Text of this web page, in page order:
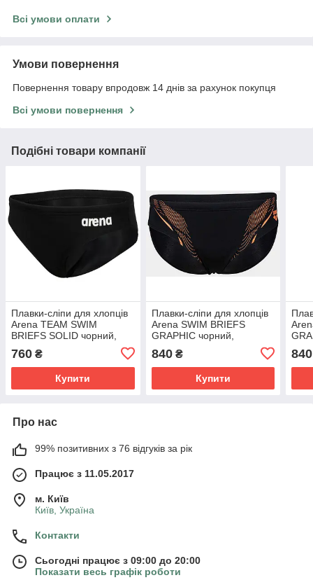
Всі умови оплати
Умови повернення
Повернення товару впродовж 14 днів за рахунок покупця
Всі умови повернення
Подібні товари компанії
Плавки-сліпи для хлопців
Arena TEAM SWIM
BRIEFS SOLID чорний,
760 ₴
Купити
Плавки-сліпи для хлопців
Arena SWIM BRIEFS
GRAPHIC чорний,
помаранчевий Діт 116см
840₴
Купити
840
Про нас
99% позитивних з 76 відгуків за рік
Працює з 11.05.2017
м. Київ
Київ, Україна
Контакти
Сьогодні працює з 09:00 до 20:00
Показати весь графік роботи